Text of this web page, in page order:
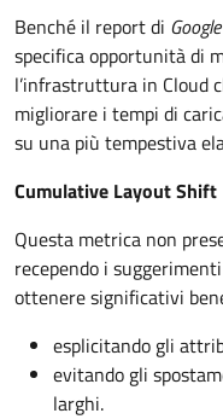
Benché il report di
specifica opportunità di
l’infrastruttura in Cloud
migliorare i tempi di
su una più tempestiva
Cumulative Layout Shift
Questa metrica non
recependo i
ottenere significativi
esplicitando gli
evitando gli
larghi.